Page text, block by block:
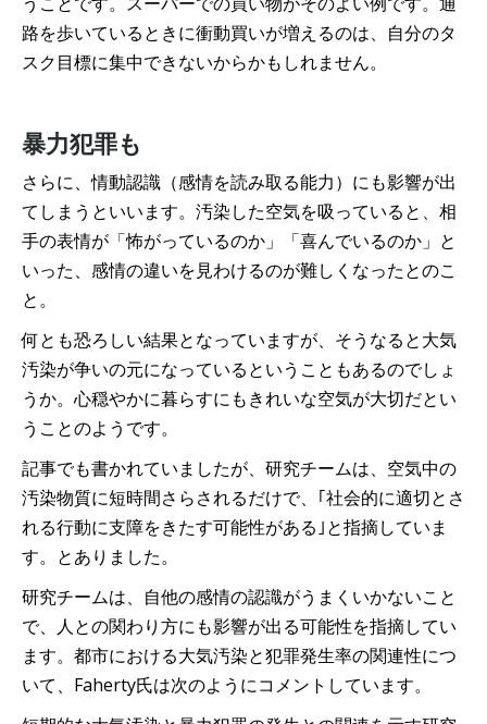
路を歩いているときに衝動買いが増えるのは、自分のタ
スク目標に集中できないからかもしれません。
暴力犯罪も
さらに、情動認識（感情を読み取る能力）にも影響が出
てしまうといいます。汚染した空気を吸っていると、相
手の表情が「怖がっているのか」「喜んでいるのか」と
いった、感情の違いを見わけるのが難しくなったとのこ
と。
何とも恐ろしい結果となっていますが、そうなると大気
汚染が争いの元になっているということもあるのでしょ
うか。心穏やかに暮らすにもきれいな空気が大切だとい
うことのようです。
記事でも書かれていましたが、研究チームは、空気中の
汚染物質に短時間さらされるだけで、｢社会的に適切とさ
れる行動に支障をきたす可能性がある｣と指摘していま
す。とありました。
研究チームは、自他の感情の認識がうまくいかないこと
で、人との関わり方にも影響が出る可能性を指摘してい
ます。都市における大気汚染と犯罪発生率の関連性につ
いて、Faherty氏は次のようにコメントしています。